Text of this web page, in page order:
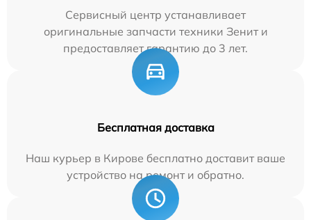
Сервисный центр устанавливает
оригинальные запчасти техники Зенит и
предоставляет гарантию до 3 лет.
Бесплатная доставка
Наш курьер в Кирове бесплатно доставит ваше
устройство на ремонт и обратно.